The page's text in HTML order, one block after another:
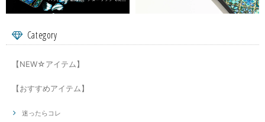
Category
【NEW☆アイテム】
【おすすめアイテム】
迷ったらコレ